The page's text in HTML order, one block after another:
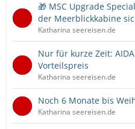
🎁 MSC Upgrade
der Meerblickkabine
Katharina seereisen.de
Nur für kurze Zeit:
Vorteilspreis
Katharina seereisen.de
Noch 6 Monate bis
Katharina seereisen.de